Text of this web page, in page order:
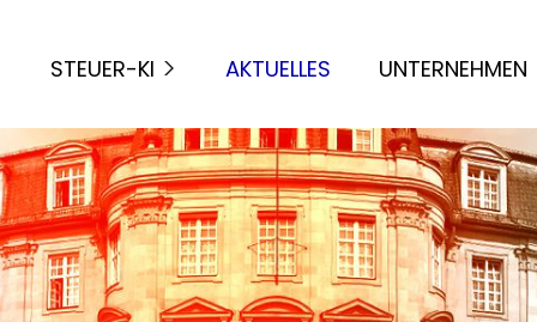
STEUER-KI AKTUELLES UNTERNEHMEN